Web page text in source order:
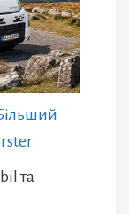
та